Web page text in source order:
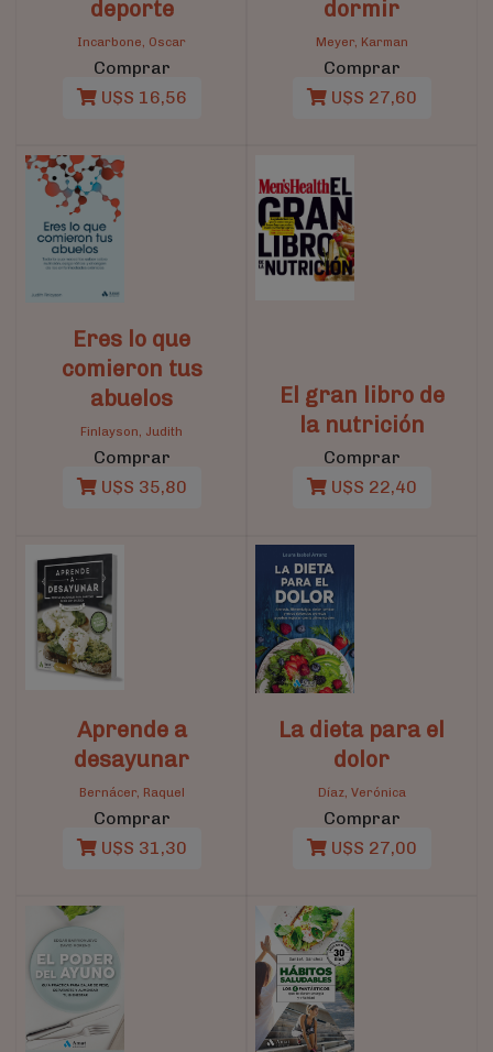
deporte
Incarbone, Oscar
Comprar
U$S 16,56
dormir
Meyer, Karman
Comprar
U$S 27,60
Eres lo que
comieron tus
abuelos
Finlayson, Judith
Comprar
U$S 35,80
El gran libro de
la nutrición
Comprar
U$S 22,40
Aprende a
desayunar
Bernácer, Raquel
Comprar
U$S 31,30
La dieta para el
dolor
Díaz, Verónica
Comprar
U$S 27,00